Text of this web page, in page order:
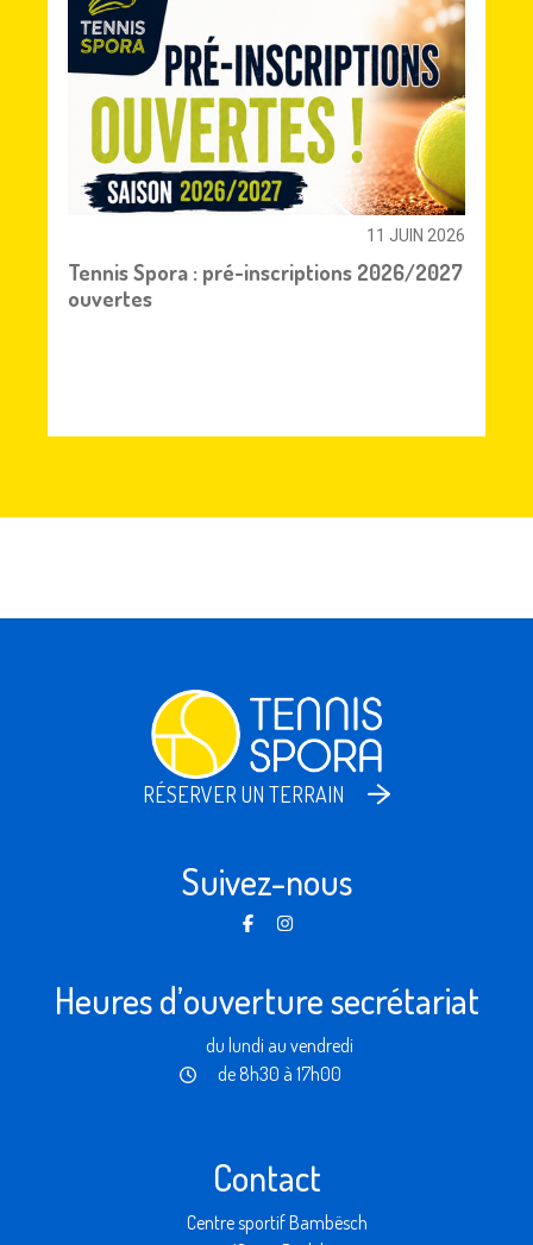
11 JUIN 2026
Tennis Spora : pré-inscriptions 2026/2027
ouvertes
RÉSERVER UN TERRAIN
Suivez-nous
Heures d’ouverture secrétariat
du lundi au vendredi
de 8h30 à 17h00
Contact
Centre sportif Bambësch